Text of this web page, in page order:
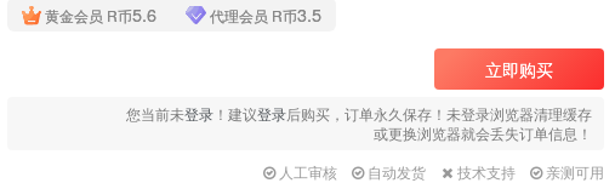
黄金会员 R币5.6 代理会员 R币3.5
立即购买
您当前未登录 ！建议登录后购买，订单永久保存！未登录浏览器清理缓存
或更换浏览器就会丢失订单信息！
人工审核
自动发货 技术支持 亲测可用